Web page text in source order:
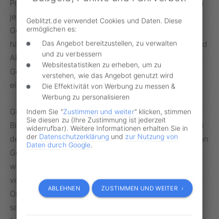
Preise für Reifen stets zu vergleichen. Gäbe es doch
je nach Standort teils heftige Preisunterschiede.
Gerade bei Online-Shops wären günstige Angebote
häufiger zu finden, auch, da man hier Gutscheine und
Aktionscodes nutzen könne. Aber auch
Gebrauchtwagenhändler und Privatpersonen wären
eine gute Adresse für günstige Reifen.
Grundsätzlich aber sei zu beachten, dass man bei
Billig-Reifen nicht immer die gleiche Qualität wie bei
den teureren Modellen erhalten würde. Beim Kauf von
Gebrauchtreifen müsse daher im Blick behalten
werden, dass eine noch ausreichende Profiltiefe
vorhanden ist. Als weitere Option empfiehlt FOCUS
Online die sogenannten runderneuerten Reifen, die
sowohl günstiger als auch umweltschonender als
Geblitzt.de verwendet Cookies und Daten. Diese
ermöglichen es:
Das Angebot bereitzustellen, zu verwalten
und zu verbessern
Websitestatistiken zu erheben, um zu
verstehen, wie das Angebot genutzt wird
Die Effektivität von Werbung zu messen &
Werbung zu personalisieren
Indem Sie "Zustimmen und weiter" klicken, stimmen
Sie diesen zu (Ihre Zustimmung ist jederzeit
widerrufbar). Weitere Informationen erhalten Sie in
der Datenschutzerklärung und zur Nutzung von
Daten durch Google.
ABLEHNEN ZUSTIMMEN UND WEITER ›